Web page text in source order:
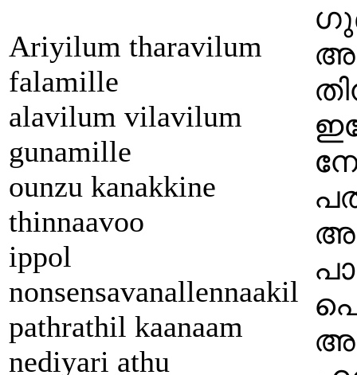
Ariyilum tharavilum
falamille
alavilum vilavilum
gunamille
ounzu kanakkine
thinnaavoo
ippol
nonsensavanallennaakil
pathrathil kaanaam
nediyari athu